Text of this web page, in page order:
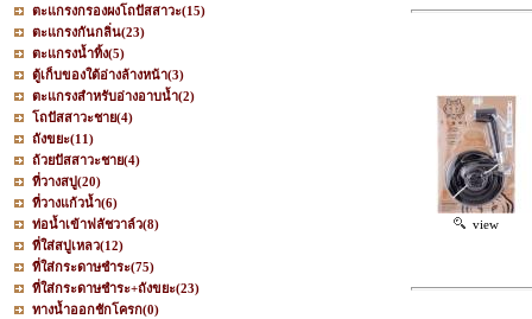
ตะแกรงกรองผงโถปัสสาวะ(15)
ตะแกรงกันกลิ่น(23)
ตะแกรงน้ำทิ้ง(5)
ตู้เก็บของใต้อ่างล้างหน้า(3)
ตะแกรงสำหรับอ่างอาบน้ำ(2)
โถปัสสาวะชาย(4)
ถังขยะ(11)
ถ้วยปัสสาวะชาย(4)
ที่วางสบู่(20)
ที่วางแก้วน้ำ(6)
ท่อน้ำเข้าฟลัชวาล์ว(8)
ที่ใส่สบู่เหลว(12)
ที่ใส่กระดาษชำระ(75)
ที่ใส่กระดาษชำระ+ถังขยะ(23)
ทางน้ำออกชักโครก(0)
view